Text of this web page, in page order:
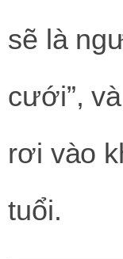
sẽ là
cưới”,
rơi vào
tuổi.